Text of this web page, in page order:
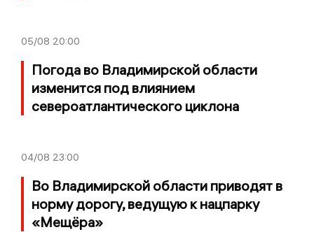
05/08 20:00
Погода во Владимирской области
изменится под влиянием
североатлантического циклона
04/08 23:00
Во Владимирской области приводят в
норму дорогу, ведущую к нацпарку
«Мещёра»